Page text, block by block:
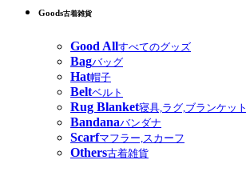
Goods古着雑貨
Good Allすべてのグッズ
Bagバッグ
Hat帽子
Beltベルト
Rug Blanket寝具,ラグ,ブランケット
Bandanaバンダナ
Scarfマフラー,スカーフ
Others古着雑貨